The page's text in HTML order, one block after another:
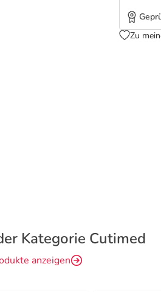
Zu
Kategorie Cutimed
anzeigen